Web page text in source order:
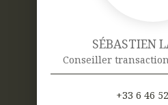
SÉBASTIEN
Conseiller
+33 6 46